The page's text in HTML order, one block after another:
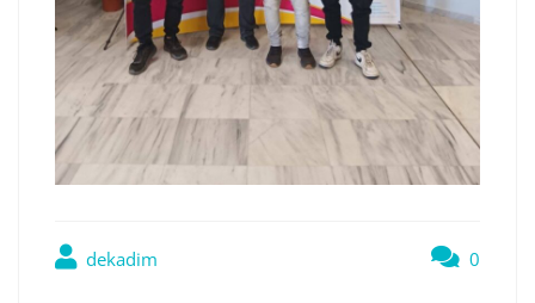
dekadim 0